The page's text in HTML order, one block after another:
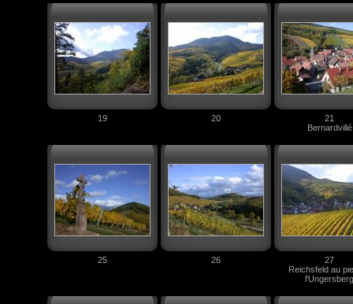
19 20
21
Bernardvillé
25 26
27
Reichsfeld au
l'Ungersberg